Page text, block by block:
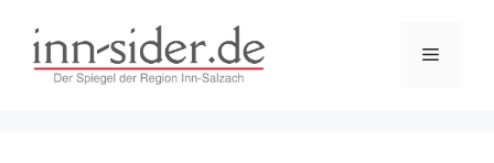
Inhalt
springen
Menü